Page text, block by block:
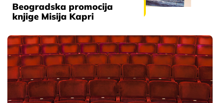
Beogradska promocija
knjige Misija Kapri